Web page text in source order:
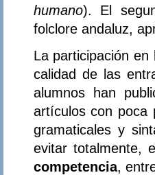
humano). El
folclore andaluz,
La participación
calidad de las
alumnos han
artículos con poca
gramaticales y
evitar totalmente,
competencia,